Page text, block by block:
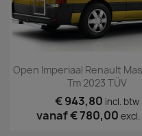
Snel bekijken
Open Imperiaal Renault
Tm 2023 TÜV
€ 943,80 incl. btw
vanaf€ 780,00